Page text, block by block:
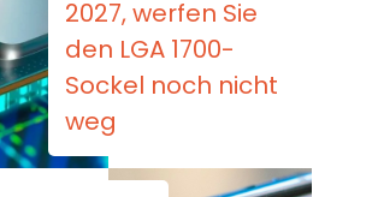
2027, werfen Sie
den LGA 1700-
Sockel noch nicht
weg